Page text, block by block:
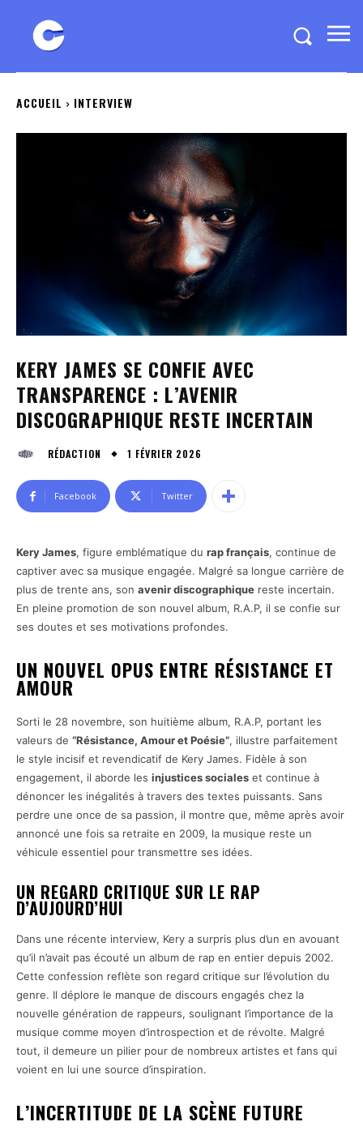
ACCUEIL INTERVIEW
KERY JAMES SE CONFIE AVEC
TRANSPARENCE : L’AVENIR
DISCOGRAPHIQUE RESTE INCERTAIN
RÉDACTION 1 FÉVRIER 2026
Facebook Twitter
Kery James, figure emblématique du rap français, continue de
captiver avec sa musique engagée. Malgré sa longue carrière de
plus de trente ans, son avenir discographique reste incertain.
En pleine promotion de son nouvel album, R.A.P, il se confie sur
ses doutes et ses motivations profondes.
UN NOUVEL OPUS ENTRE RÉSISTANCE ET
AMOUR
Sorti le 28 novembre, son huitième album, R.A.P, portant les
valeurs de “Résistance, Amour et Poésie”, illustre parfaitement
le style incisif et revendicatif de Kery James. Fidèle à son
engagement, il aborde les injustices sociales et continue à
dénoncer les inégalités à travers des textes puissants. Sans
perdre une once de sa passion, il montre que, même après avoir
annoncé une fois sa retraite en 2009, la musique reste un
véhicule essentiel pour transmettre ses idées.
UN REGARD CRITIQUE SUR LE RAP
D’AUJOURD’HUI
Dans une récente interview, Kery a surpris plus d’un en avouant
qu’il n’avait pas écouté un album de rap en entier depuis 2002.
Cette confession reflète son regard critique sur l’évolution du
genre. Il déplore le manque de discours engagés chez la
nouvelle génération de rappeurs, soulignant l’importance de la
musique comme moyen d’introspection et de révolte. Malgré
tout, il demeure un pilier pour de nombreux artistes et fans qui
voient en lui une source d’inspiration.
L’INCERTITUDE DE LA SCÈNE FUTURE